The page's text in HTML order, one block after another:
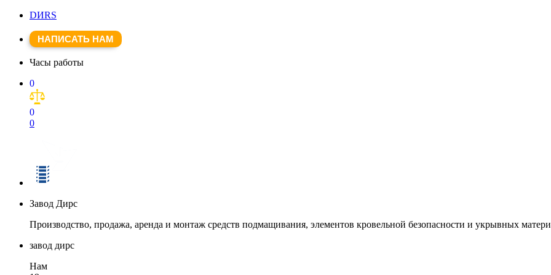
DИRS
НАПИСАТЬ НАМ
Часы работы
0
0
0
Завод Дирс
Производство, продажа, аренда и монтаж средств подмащивания, элементов кровельной безопасности и укрывных
завод дирс
Нам